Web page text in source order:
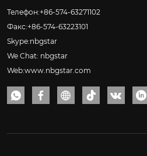
Телефон:+86-574-63271102
Факс:+86-574-63223101
Skype:nbgstar
We Chat: nbgstar
Web:www.nbgstar.com
     